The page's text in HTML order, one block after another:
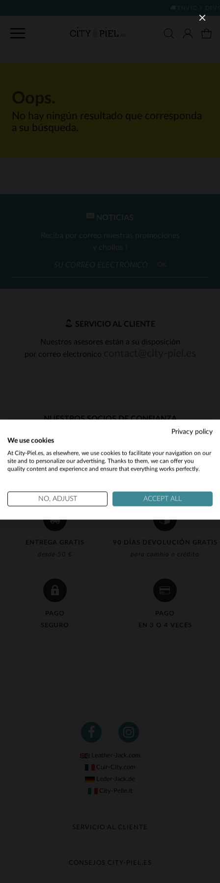
ENVÍO Y DEVOLUCIONES GRATIS
No hay ningún resultado que corresponda
a su búsqueda.
ENTREGA GRATIS
desde 50 €
90 DÍAS DEVOLUCIÓN GRATIS
para cambio o crédito
PAGO
SEGURO
PAGO
EN 3 O 4 VECES
NOTICIAS
Reciba por correo nuestras promociones
y chollos !
OK
SERVICIO AL CLIENTE
Nuestros asesores están a su disposición
por correo electronico
NUESTROS SOCIOS DE CONFIANZA
Leather-Jack.com
Cuir-City.com
Leder-Jack.de
City-Pelle.it
SERVICIO AL CLIENTE
Cambio & Reembolso
CONSEJOS CITY-PIEL.ES
Would you like to be redirected to our English site?
No
Yes
Privacy policy
We use cookies
At City-Piel.es, as elsewhere, we use cookies to facilitate your navigation on our
site and to personalize our advertising. Thanks to them, we can offer you
quality content and experience and ensure that everything works perfectly.
NO, ADJUST ACCEPT ALL